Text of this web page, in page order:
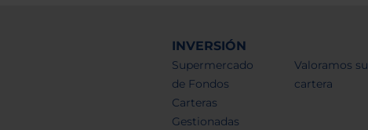
INVERSIÓN
Supermercado
de Fondos
Carteras
Gestionadas
Valoramos su
cartera